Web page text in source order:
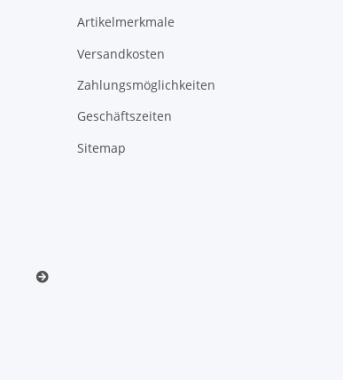
Artikelmerkmale
Versandkosten
Zahlungsmöglichkeiten
Geschäftszeiten
Sitemap